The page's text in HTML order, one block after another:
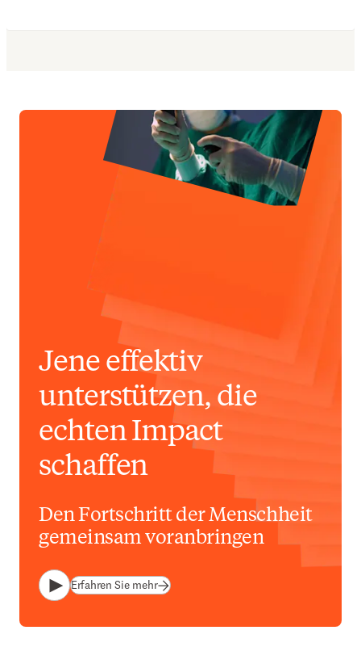
Jene effektiv
unterstützen, die
echten Impact
schaffen
Den Fortschritt der Menschheit
gemeinsam voranbringen
Abspielen
Erfahren Sie mehr